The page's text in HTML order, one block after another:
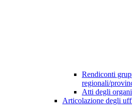
Rendiconti
regionali/
Atti degli
Articolazione degli